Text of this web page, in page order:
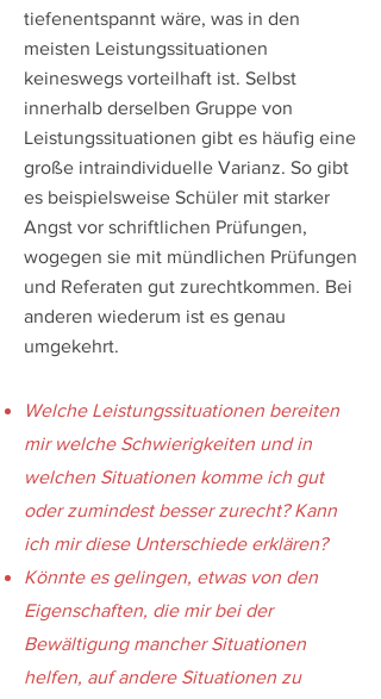
tiefenentspannt wäre, was in den
meisten Leistungssituationen
keineswegs vorteilhaft ist. Selbst
innerhalb derselben Gruppe von
Leistungssituationen gibt es häufig eine
große intraindividuelle Varianz. So gibt
es beispielsweise Schüler mit starker
Angst vor schriftlichen Prüfungen,
wogegen sie mit mündlichen Prüfungen
und Referaten gut zurechtkommen. Bei
anderen wiederum ist es genau
umgekehrt.
Welche Leistungssituationen bereiten
mir welche Schwierigkeiten und in
welchen Situationen komme ich gut
oder zumindest besser zurecht? Kann
ich mir diese Unterschiede erklären?
Könnte es gelingen, etwas von den
Eigenschaften, die mir bei der
Bewältigung mancher Situationen
helfen, auf andere Situationen zu